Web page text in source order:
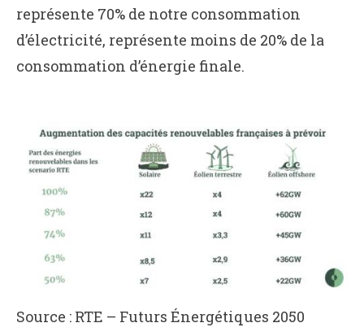
représente 70% de notre consommation
d’électricité, représente moins de 20% de la
consommation d’énergie finale.
Source : RTE – Futurs Énergétiques 2050